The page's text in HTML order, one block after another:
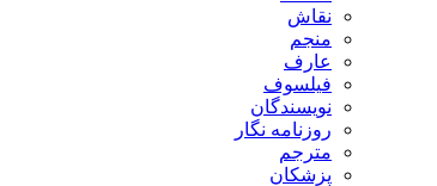
نقاش
منجم
عارف
فیلسوف
نویسندگان
روزنامه نگار
مترجم
پزشکان